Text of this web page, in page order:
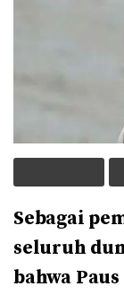
Sebagai
seluruh
bahwa